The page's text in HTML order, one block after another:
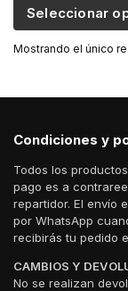
Seleccionar
Mostrando el único
Condiciones y
Todos los
pago es a
repartidor. El envío
por WhatsApp
recibirás tu pedido
CAMBIOS Y
No se realizan